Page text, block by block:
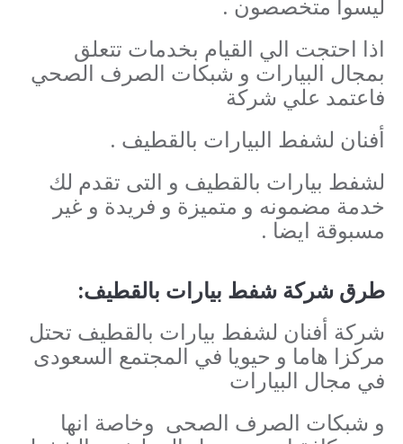
اذا احتجت الي القيام بخدمات تتعلق
بمجال البيارات و شبكات الصرف الصحي
فاعتمد علي شركة
أفنان لشفط البيارات بالقطيف .
لشفط بيارات بالقطيف و التى تقدم لك
خدمة مضمونه و متميزة و فريدة و غير
مسبوقة ايضا .
طرق شركة شفط بيارات بالقطيف:
شركة أفنان لشفط بيارات بالقطيف تحتل
مركزا هاما و حيويا في المجتمع السعودى
في مجال البيارات
و شبكات الصرف الصحى وخاصة انها